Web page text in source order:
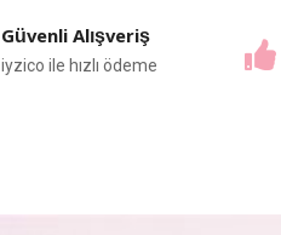
Güvenli Alışveriş
iyzico ile hızlı ödeme